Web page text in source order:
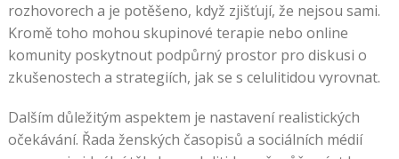
rozhovorech a je potěšeno, když zjišťují, že nejsou sami.
Kromě toho mohou skupinové terapie nebo online
komunity poskytnout podpůrný prostor pro diskusi o
zkušenostech a strategiích, jak se s celulitidou vyrovnat.
Dalším důležitým aspektem je nastavení realistických
očekávání. Řada ženských časopisů a sociálních médií